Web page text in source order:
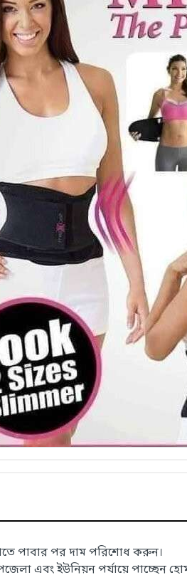
পাবার পর দাম পরিশোধ করুন।
এবং ইউনিয়ন পর্যায়ে পাচ্ছেন